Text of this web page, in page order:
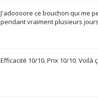
J'adoooore ce bouchon qui me
pendant vraiment plusieurs
Efficacité 10/10. Prix 10/10. Voilà